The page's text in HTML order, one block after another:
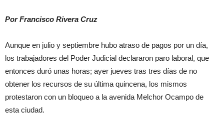
Por Francisco Rivera Cruz
Aunque en julio y septiembre hubo atraso de pagos por un día,
los trabajadores del Poder Judicial declararon paro laboral, que
entonces duró unas horas; ayer jueves tras tres días de no
obtener los recursos de su última quincena, los mismos
protestaron con un bloqueo a la avenida Melchor Ocampo de
esta ciudad.